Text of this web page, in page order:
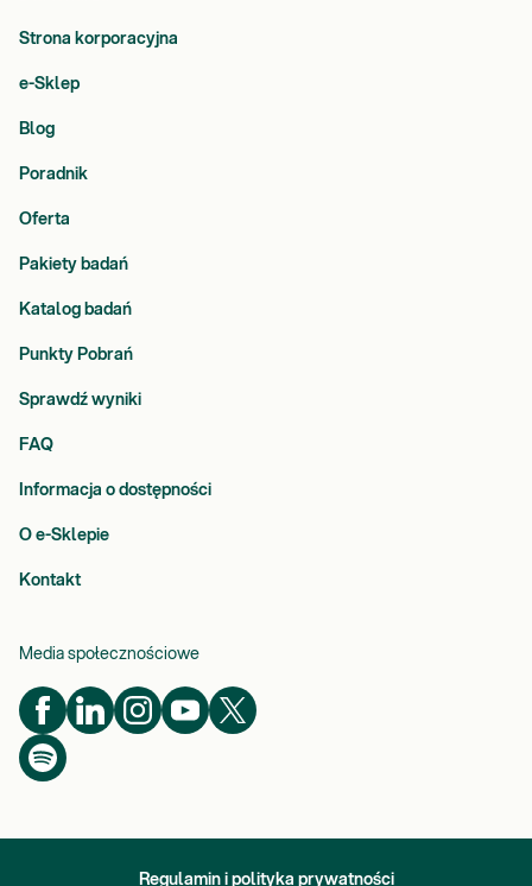
Strona korporacyjna
e-Sklep
Blog
Poradnik
Oferta
Pakiety badań
Katalog badań
Punkty Pobrań
Sprawdź wyniki
FAQ
Informacja o dostępności
O e-Sklepie
Kontakt
Media społecznościowe
Regulamin i polityka prywatności